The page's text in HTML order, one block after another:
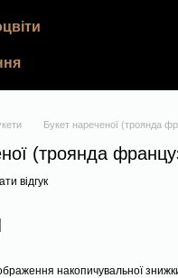
Букет нареченої (троянда
(троянда
відгук
накопичувальної